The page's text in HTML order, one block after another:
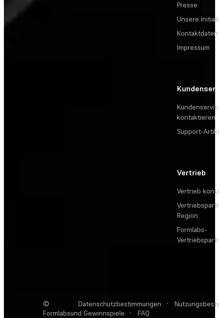
Presse
Unsere
Kontaktdaten
Impressum
kontaktieren
Support-
Vertrieb
Vertrieb
Region
Formlabs-
©
Formlabs
Datenschutzbestimmungen ·
und Gewinnspiele
· FAQ